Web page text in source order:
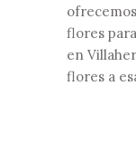
flores
en
flores a